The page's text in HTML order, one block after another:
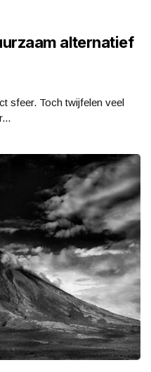
alternatief
sfeer. Toch twijfelen veel